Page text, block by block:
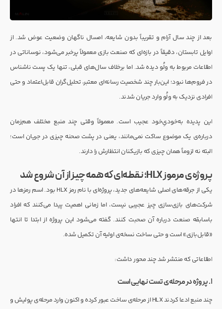
بعد از چند سال آرام و تقریباً بدون شایعه، امسال ناگهان وضعیت عوض شد. از
اوایل تابستان، دقیقاً در بازه‌ای که صنعت بازی معمولاً پرخبر می‌شود، نوساناتی در
اطلاعات مربوط به ولُو دیده شد. اما برخلاف سال‌های قبلی، تنها یک پست ناشناس
در فروم‌ها نبود؛ این‌بار چند شخصیت رسانه‌ای معتبر، تحلیل‌گران قابل‌اعتماد و حتی
افرادی نزدیک به ولُو وارد جریان شدند.
این پدیده به‌خودیِ‌خود عجیب است. معمولاً وقتی چند منبع مختلف هم‌زمان
درباره‌ی یک موضوع ساکت نمی‌مانند، یعنی در پشت صحنه چیزی در جریان است؛
البته نه لزوماً همان چیزی که بازیکنان انتظارش را دارند.
پروژه‌ی مرموز HLX؛ نقطه‌ای که همه‌چیز از آن شروع شد
یکی از جرقه‌های اصلی شایعه‌های جدید، پروژه‌ای با نام رمز HLX بود. اسم رمزها در
شرکت‌های بازی‌سازی چیز عجیبی نیست، اما زمانی اهمیت پیدا می‌کنند که افراد
باسابقه صنعت درباره آن صحبت کنند. گفته می‌شود این پروژه از ابتدا تا انتها
«قابل‌بازی» است و حتی ساخت نسخه‌ی اولیه آن تکمیل شده.
اطلاعاتی که منتشر شد چند محور داشت:
۱. پروژه در مرحله‌ی تست نهایی است
چند منبع ادعا کردند HLX از مرحله‌ی ساخت عبور کرده و اکنون وارد مرحله‌ی پولیش و